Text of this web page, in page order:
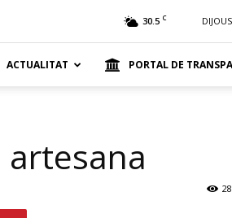
30.5 C
ACTUALITAT PORTAL DE